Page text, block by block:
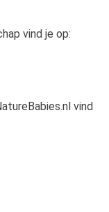
vind je op:
vind